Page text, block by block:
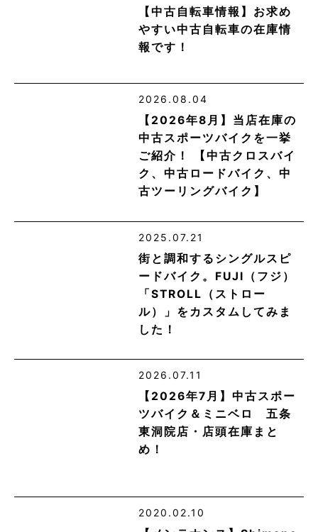
【中古自転車情報】お求め
やすい中古自転車の在庫情
報です！
2026.08.04
【2026年8月】当店在庫の
中古スポーツバイクを一挙
ご紹介！ 【中古クロスバイ
ク、中古ロードバイク、中
古ツーリングバイク】
2025.07.21
街と調和するシングルスピ
ードバイク。FUJI（フジ）
「STROLL（ストロー
ル）」をカスタムしてみま
した！
2026.07.11
【2026年7月】中古スポー
ツバイク＆ミニベロ 五条
東洞院店・店頭在庫まと
め！
2020.02.10